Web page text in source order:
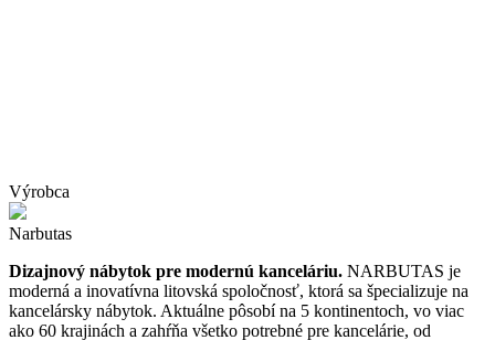
Výrobca
Narbutas
Dizajnový nábytok pre modernú kanceláriu. NARBUTAS je
moderná a inovatívna litovská spoločnosť, ktorá sa špecializuje na
kancelársky nábytok. Aktuálne pôsobí na 5 kontinentoch, vo viac
ako 60 krajinách a zahŕňa všetko potrebné pre kancelárie, od